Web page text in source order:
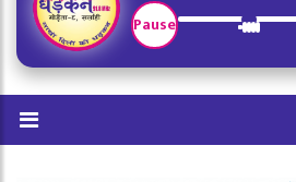
Pause